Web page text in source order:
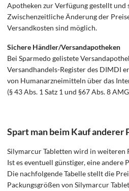
Apotheken zur Verfügung gestellt
Zwischenzeitliche Änderung der
Versandkosten sind möglich.
Sichere Händler/Versandapotheken
Bei Sparmedo gelistete
Versandhandels-Register des DIMDI
von Humanarzneimitteln über das
(§ 43 Abs. 1 Satz 1 und §67 Abs. 8
Spart man beim Kauf anderer
Silymarcur Tabletten wird in weiteren
Ist es eventuell günstiger, eine andere
Die nachfolgende Tabelle stellt die
Packungsgrößen von Silymarcur